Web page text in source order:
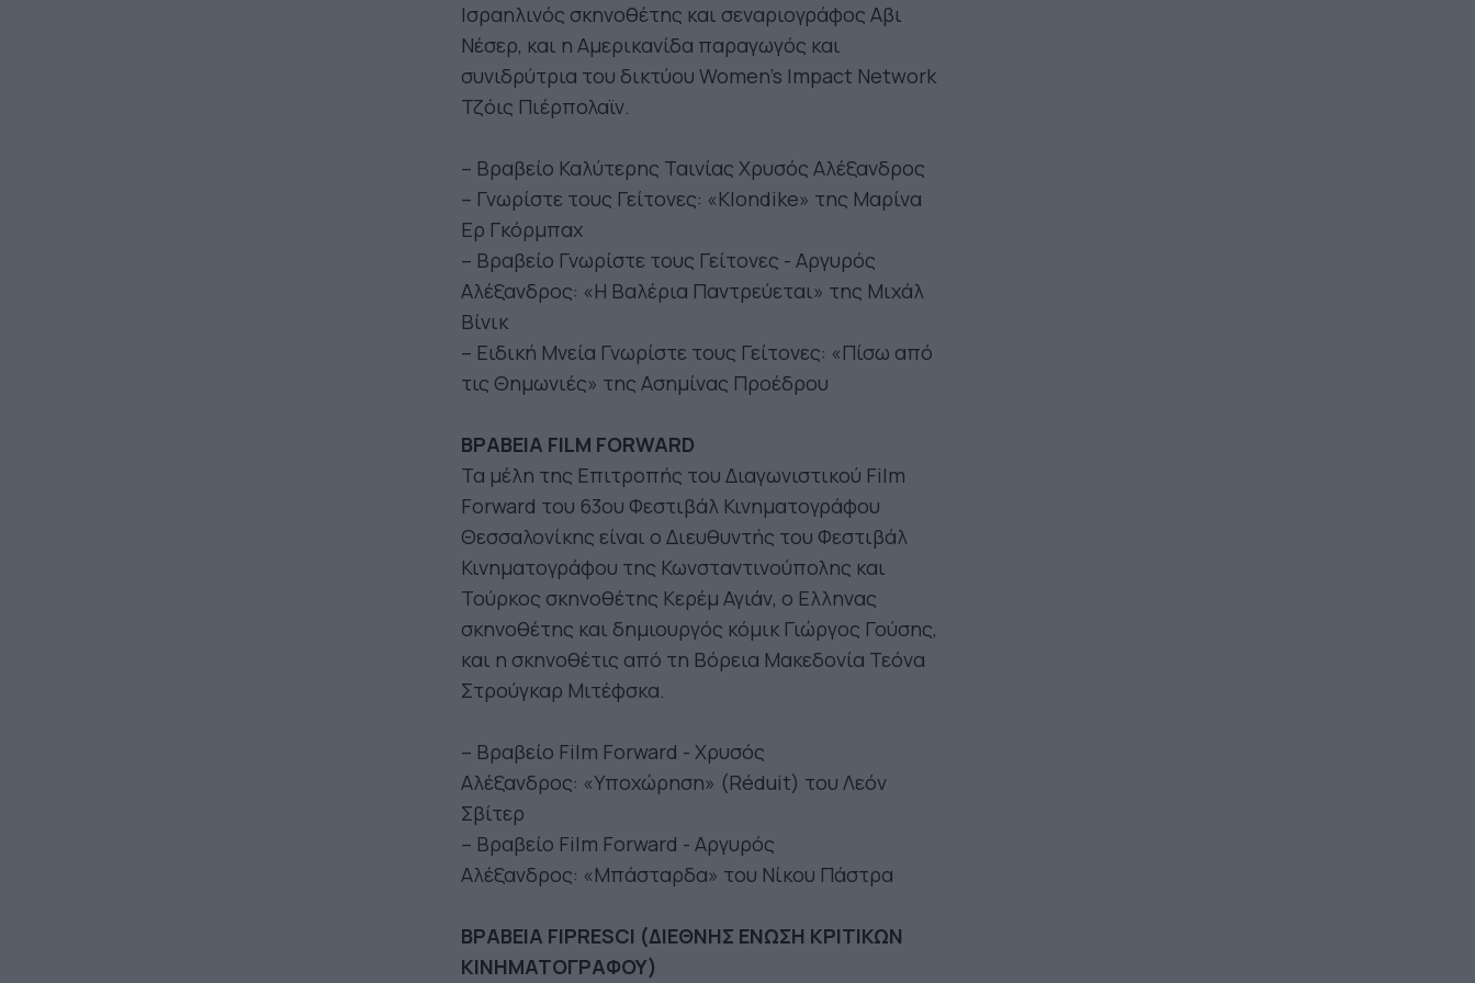
Ισραηλινός σκηνοθέτης και σεναριογράφος Αβι
Νέσερ, και η Αμερικανίδα παραγωγός και
συνιδρύτρια του δικτύου Women’s Impact Network
Τζόις Πιέρπολαϊν.
– Βραβείο Καλύτερης Ταινίας Χρυσός Αλέξανδρος
– Γνωρίστε τους Γείτονες: «Klondike» της Μαρίνα
Ερ Γκόρμπαχ
– Βραβείο Γνωρίστε τους Γείτονες - Αργυρός
Αλέξανδρος: «Η Βαλέρια Παντρεύεται» της Μιχάλ
Βίνικ
– Ειδική Μνεία Γνωρίστε τους Γείτονες: «Πίσω από
τις Θημωνιές» της Ασημίνας Προέδρου
ΒΡΑΒΕΙΑ FILM FORWARD
Τα μέλη της Επιτροπής του Διαγωνιστικού Film
Forward του 63ου Φεστιβάλ Κινηματογράφου
Θεσσαλονίκης είναι o Διευθυντής του Φεστιβάλ
Κινηματογράφου της Κωνσταντινούπολης και
Τούρκος σκηνοθέτης Κερέμ Αγιάν, ο Eλληνας
σκηνοθέτης και δημιουργός κόμικ Γιώργος Γούσης,
και η σκηνοθέτις από τη Βόρεια Μακεδονία Τεόνα
Στρούγκαρ Μιτέφσκα.
– Βραβείο Film Forward - Χρυσός
Αλέξανδρος: «Υποχώρηση» (Réduit) του Λεόν
Σβίτερ
– Βραβείο Film Forward - Αργυρός
Αλέξανδρος: «Μπάσταρδα» του Νίκου Πάστρα
ΒΡΑΒΕΙΑ FIPRESCI (ΔΙΕΘΝΗΣ ΕΝΩΣΗ ΚΡΙΤΙΚΩΝ
ΚΙΝΗΜΑΤΟΓΡΑΦΟΥ)